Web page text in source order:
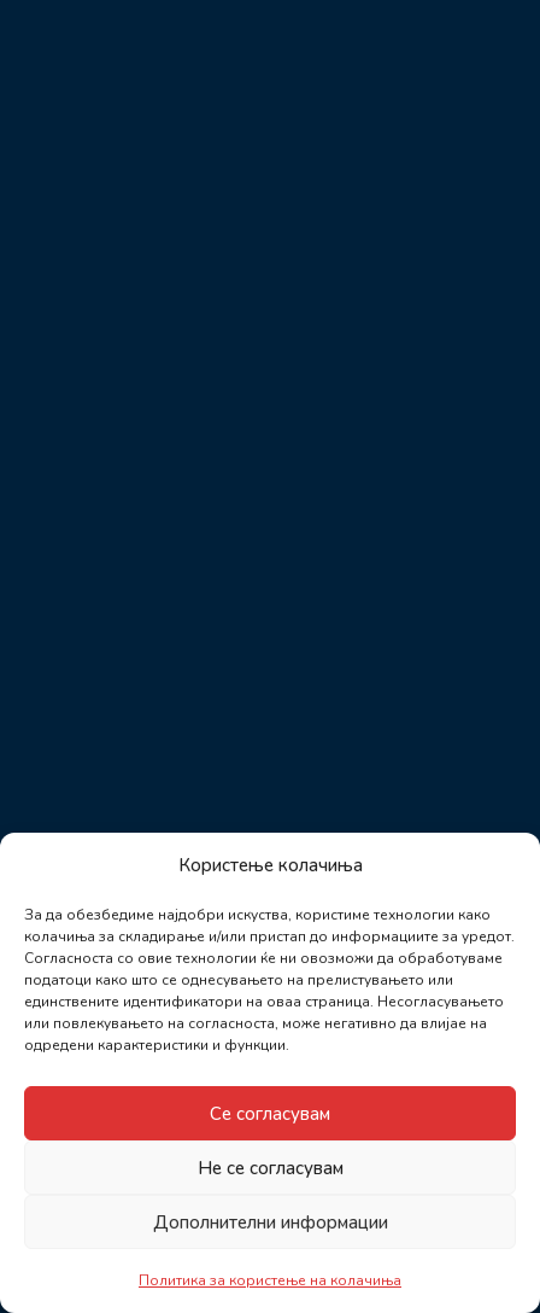
Користење колачиња
За да обезбедиме најдобри искуства, користиме технологии како
колачиња за складирање и/или пристап до информациите за уредот.
Согласноста со овие технологии ќе ни овозможи да обработуваме
податоци како што се однесувањето на прелистувањето или
единствените идентификатори на оваа страница. Несогласувањето
или повлекувањето на согласноста, може негативно да влијае на
одредени карактеристики и функции.
Се согласувам
Не се согласувам
Дополнителни информации
Политика за користење на колачиња